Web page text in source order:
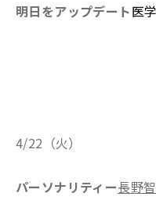
明日をアップデート医
4/22（火）
パーソナリティー長野